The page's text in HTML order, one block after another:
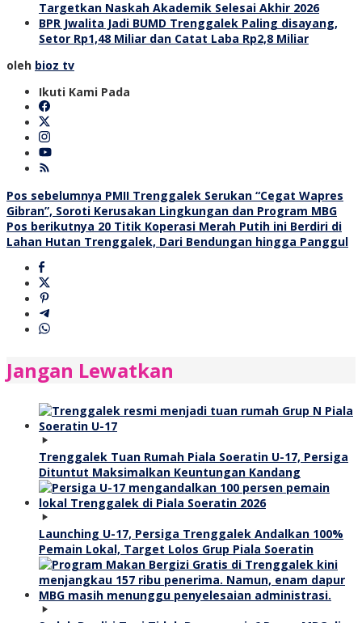
Targetkan Naskah Akademik Selesai Akhir 2026
BPR Jwalita Jadi BUMD Trenggalek Paling disayang,
Setor Rp1,48 Miliar dan Catat Laba Rp2,8 Miliar
oleh bioz tv
Ikuti Kami Pada
Navigasi
pos
Pos sebelumnya PMII Trenggalek Serukan “Cegat Wapres
Gibran”, Soroti Kerusakan Lingkungan dan Program MBG
Pos berikutnya 20 Titik Koperasi Merah Putih ini Berdiri di
Lahan Hutan Trenggalek, Dari Bendungan hingga Panggul
Jangan Lewatkan
Trenggalek Tuan Rumah Piala Soeratin U-17, Persiga
Dituntut Maksimalkan Keuntungan Kandang
Launching U-17, Persiga Trenggalek Andalkan 100%
Pemain Lokal, Target Lolos Grup Piala Soeratin